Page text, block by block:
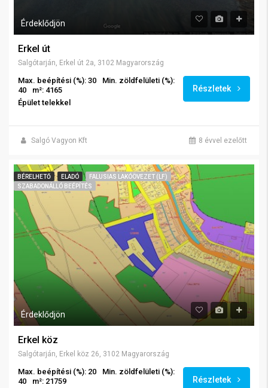
Érdeklődjön
Erkel út
Salgótarján, Erkel út 2a, 3102 Magyarország
Max. beépítési (%): 30
Min. zöldfelületi (%):
40
m²: 4165
Épület telekkel
Részletek
Salgó Vagyon Kft 8 évvel ezelőtt
BÉRELHETŐ ELADÓ
FALUSIAS LAKÓÖVEZET (LF)
SZABADONÁLLÓ BEÉPÍTÉS
Érdeklődjön
Erkel köz
Salgótarján, Erkel köz 26, 3102 Magyarország
Max. beépítési (%): 20
Min. zöldfelületi (%):
40
m²: 21759
Részletek